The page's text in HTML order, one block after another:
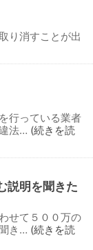
り消すことが出
行っている業者
法… 続きを読
説明を聞きた
せて５００万の
き… 続きを読